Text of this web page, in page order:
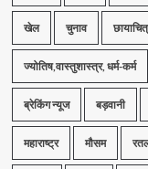
खेल चुनाव
ज्योतिष,वास्तुशास्त्र, धर्म-कर्म
ब्रेकिंग न्यूज बड़वानी
महाराष्ट्र मौसम